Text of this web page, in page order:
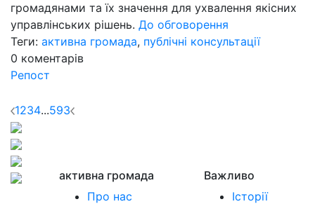
громадянами та їх значення для ухвалення якісних
управлінських рішень. До обговорення
Теги: активна громада, публічні консультації
0 коментарів
Репост
1234...593
активна громада
Про нас
Важливо
Історії